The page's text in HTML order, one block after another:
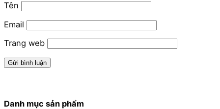
Tên
Email
Trang web
Danh mục sản phẩm